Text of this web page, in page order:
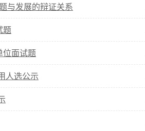
与发展的辩证关系
题
位面试题
人选公示